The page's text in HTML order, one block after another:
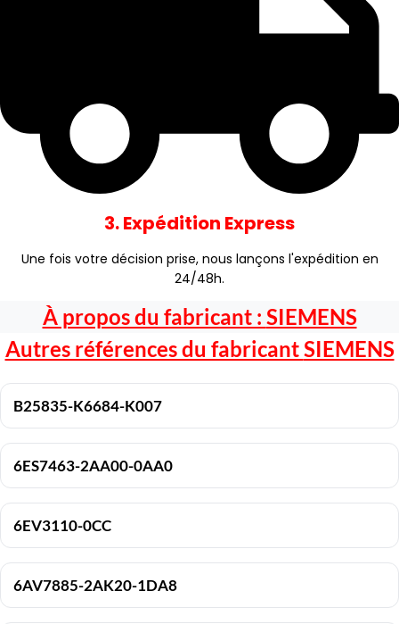
3. Expédition Express
Une fois votre décision prise, nous lançons l'expédition en
24/48h.
À propos du fabricant : SIEMENS
Autres références du fabricantSIEMENS
B25835-K6684-K007
6ES7463-2AA00-0AA0
6EV3110-0CC
6AV7885-2AK20-1DA8